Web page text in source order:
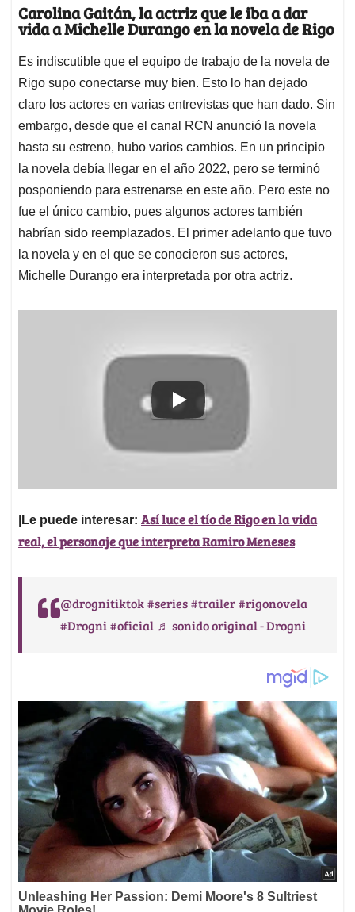
Carolina Gaitán, la actriz que le iba a dar
vida a Michelle Durango en la novela de Rigo
Es indiscutible que el equipo de trabajo de la novela de
Rigo supo conectarse muy bien. Esto lo han dejado
claro los actores en varias entrevistas que han dado. Sin
embargo, desde que el canal RCN anunció la novela
hasta su estreno, hubo varios cambios. En un principio
la novela debía llegar en el año 2022, pero se terminó
posponiendo para estrenarse en este año. Pero este no
fue el único cambio, pues algunos actores también
habrían sido reemplazados. El primer adelanto que tuvo
la novela y en el que se conocieron sus actores,
Michelle Durango era interpretada por otra actriz.
|Le puede interesar: Así luce el tío de Rigo en la vida
real, el personaje que interpreta Ramiro Meneses
@drognitiktok#series#trailer#rigonovela
#Drogni #oficial ♬ sonido original - Drogni